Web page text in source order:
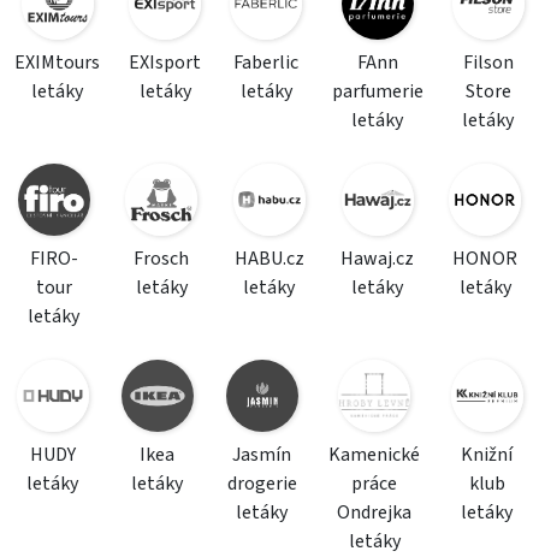
EXIMtours
letáky
EXIsport
letáky
Faberlic
letáky
FAnn
parfumerie
letáky
Filson
Store
letáky
FIRO-
tour
letáky
Frosch
letáky
HABU.cz
letáky
Hawaj.cz
letáky
HONOR
letáky
HUDY
letáky
Ikea
letáky
Jasmín
drogerie
letáky
Kamenické
práce
Ondrejka
letáky
Knižní
klub
letáky